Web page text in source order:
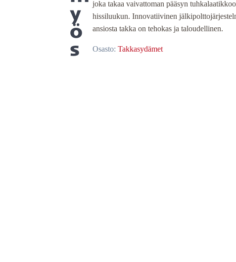
joka takaa vaivattoman pääsyn
hissiluukun. Innovatiivinen
ansiosta takka on tehokas ja taloudellinen.
Osasto: Takkasydämet
y
ö
s